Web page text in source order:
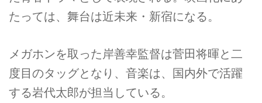
たっては、舞台は近未来・新宿になる。
メガホンを取った岸善幸監督は菅田将暉と二
度目のタッグとなり、音楽は、国内外で活躍
する岩代太郎が担当している。